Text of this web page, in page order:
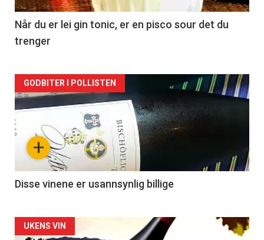
2
Når du er lei gin tonic, er en pisco sour det du
trenger
Forsiden
akkurat
nå
3
+
GODBITER I POLLISTEN
Disse vinene er usannsynlig billige
Forsiden
UKENS VIN